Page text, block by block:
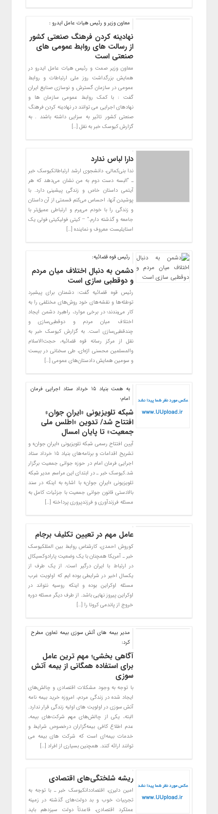
معاون وزیر و رئیس هیات عامل ایدرو :
نهادینه کردن فرهنگ صنعتی کشور
از رسالت های روابط عمومی های
صنعتی است
معاون وزیر صمت و رئیس هیات عامل ایدرو در
همایش بزرگداشت روز ملی ارتباطات و روابط
عمومی در سازمان گسترش و نوسازی صنایع ایران
گفت : با کمک روابط عمومی سازمان ها و
نهادهای اجرایی می توانند در نهادینه کردن فرهنگ
صنعتی کشور تاثیر به سزایی داشته باشند . به
گزارش کیوسک خبر به نقل […]
دارا لباس ندارد
ندا بنی‌کمالی، دانشجوی ارشد ارتباطاتکیوسک خبر
ـ “البسه دست دوم به من نشان می‌دهد که هر
آیتمی داستان خاص و زندگی پیشینی دارد. با
پوشیدن آنها، احساس می‌کنم قسمتی از آن داستان
و زندگی را با خودم می‌برم و ارتباطی عمیق‌تر با
جامعه و گذشته دارم.” – کیتی فولیکیتی فولی یک
استایلیست معروف و نماینده […]
رئیس قوه قضائیه:
دشمن به دنبال اختلاف میان مردم
و دوقطبی سازی است
رئیس قوه قضائیه گفت: دشمنان برای پیشبرد
توطئه‌ها و نقشه‌های خود روش‌های مختلفی را به
کار می‌بندند؛ در برخی موارد، راهبرد دشمن ایجاد
اختلاف میان مردم و دوقطبی‌سازی و
چندقطبی‌سازی است. به گزارش کیوسک خبر به
نقل از مرکز رسانه قوه قضائیه، حجت‌الاسلام
والمسلمین محسنی اژه‌ای، طی سخنانی در بیست
و سومین همایش دادستان‌های عمومی […]
به همت بنیاد ۱۵ خرداد ستاد اجرایی فرمان
امام؛
شبکه تلویزیونی «ایرانِ جوان»
افتتاح شد/ تدوین «اطلس ملی
جمعیت» تا پایان امسال
آیین افتتاح رسمی شبکه تلویزیونی «ایرانِ جوان» و
تشریح اقدامات و برنامه‌های بنیاد ۱۵ خرداد ستاد
اجرایی فرمان امام در حوزه جوانی جمعیت برگزار
شد.کیوسک خبر ـ در ابتدای این مراسم مدیر شبکه
تلویزیونی «ایرانِ جوان» با اشاره به اینکه در سند
بالادستی قانون جوانی جمعیت با جزئیات کامل به
مسئله فرزندآوری و فرزندپروری پرداخته […]
عامل مهم در تعیین تکلیف برجام
کوروش احمدی، کارشناس روابط بین المللکیوسک
خبر ـ آمریکا همچنان با یک وضعیت پارادوکسیکال
در ارتباط با ایران درگیر است. از یک طرف از
یکسال اخیر در شرایطی بوده ایم که اولویت غرب
مسئله اوکراین بوده و اینکه روسیه نتواند در
اوکراین پیروز نهایی باشد. از طرف دیگر مسئله دوره
خروج از پاندمی کرونا را […]
مدیر بیمه های آتش سوزی بیمه تعاون مطرح
کرد:
آگاهی بخشی؛ مهم ترین عامل
برای استفاده همگانی از بیمه آتش
سوزی
با توجه به وجود مشکلات اقتصادی و چالش‌های
ایجاد شده در زندگی مردم، امروزه خرید بیمه نامه
آتش سوزی در اولویت های اولیه زندگی قرار ندارد.
البته، یکی از چالش‌های مهم شرکت‌های بیمه،
عدم اطلاع کافی بیمه‌گزاران درخصوص شرایط و
خدمات بیمه‌ای است که شرکت های بیمه می
توانند ارائه کنند. همچنین بسیاری از افراد […]
ریشه شلختگی‌های اقتصادی
امین دلیری، اقتصاددانکیوسک خبر ـ با توجه به
تجربیات خوب و بد دولت‌های گذشته در زمینه
عملکرد اقتصادی، قاعدتاً دولت سیزدهم باید